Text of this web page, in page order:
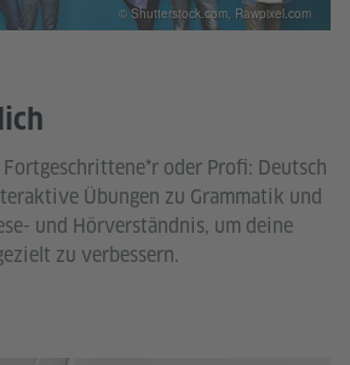
oder Profi: Deutsch
Übungen zu Grammatik und
und Hörverständnis, um deine
zu verbessern.
© Shutterstock.com, Rawpixel.com